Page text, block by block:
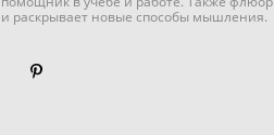
и раскрывает новые способы мышления.